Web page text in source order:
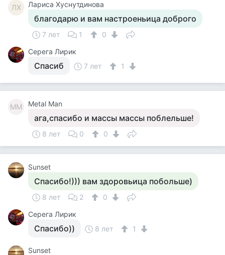
ЛХ Лариса Хуснутдинова
благодарю и вам настроеньица доброго
7 лет 1
0
Серега Лирик
Спасиб 7 лет 1
MM Metal Man
ага,спасибо и массы массы поблельше!
8 лет 0 0
Sunset
Спасибо!))) вам здоровьица побольше)
8 лет 2
0
Серега Лирик
Спасибо)) 8 лет 1
Sunset